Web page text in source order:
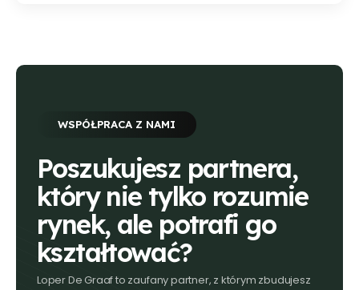
WSPÓŁPRACA Z NAMI
Poszukujesz partnera,
który nie tylko rozumie
rynek, ale potrafi go
kształtować?
Loper De Graaf to zaufany partner, z którym zbudujesz